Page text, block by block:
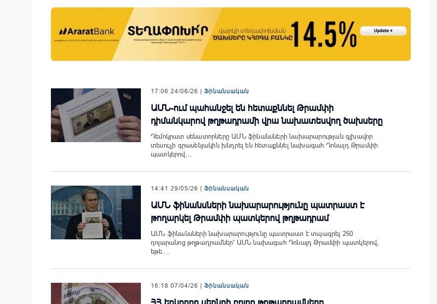
17:06 24/06/26 | Ֆինանսական
ԱՄՆ-ում պահանջել են հետաքննել Թրամփի
դիմանկարով թղթադրամի վրա նախատեսվող ծախսերը
Դեմոկրատ սենատորները ԱՄՆ ֆինանսների նախարարության գլխավոր
տեսուչի գրասենյակին խնդրել են հետաքննել նախագահ Դոնալդ Թրամփի
պատկերով…
14:41 29/05/26 | Ֆինանսական
ԱՄՆ ֆինանսների նախարարությունը պատրաստ է
թողարկել Թրամփի պատկերով թղթադրամ
ԱՄՆ ֆինանսների նախարարությունը պատրաստ է տպագրել 250
դոլարանոց թղթադրամներ՝ ԱՄՆ նախագահ Դոնալդ Թրամփի պատկերով,
եթե…
16:18 07/04/26 | Ֆինանսական
ն ընդլայնում են
Moody’s-ը IDBank-ի վարկանիշային
Սպորտ և փող. Ինչպես են պատմության